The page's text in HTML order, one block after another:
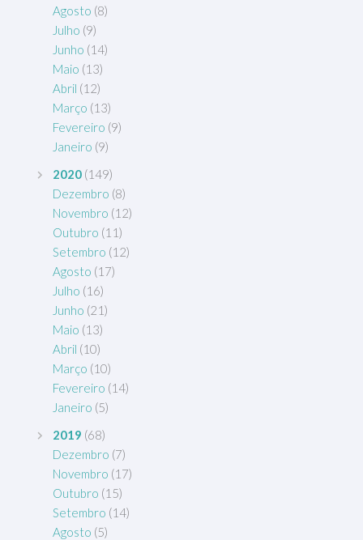
Agosto (8)
Julho (9)
Junho (14)
Maio (13)
Abril (12)
Março (13)
Fevereiro (9)
Janeiro (9)
2020 (149)
Dezembro (8)
Novembro (12)
Outubro (11)
Setembro (12)
Agosto (17)
Julho (16)
Junho (21)
Maio (13)
Abril (10)
Março (10)
Fevereiro (14)
Janeiro (5)
2019 (68)
Dezembro (7)
Novembro (17)
Outubro (15)
Setembro (14)
Agosto (5)